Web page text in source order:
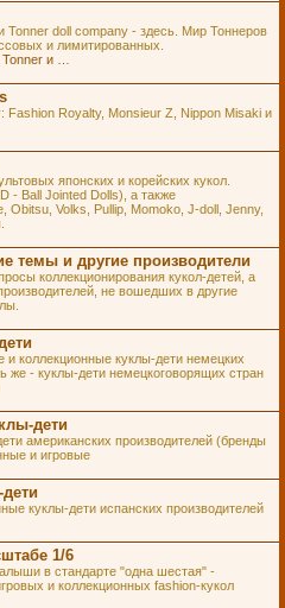
Tonner doll company - здесь. Мир Тоннеров
и лимитированных.
Fashion Royalty, Monsieur Z, Nippon Misaki и
японских и корейских кукол.
- Ball Jointed Dolls), а также
Obitsu, Volks, Pullip, Momoko, J-doll, Jenny,
темы и другие производители
коллекционирования кукол-детей, а
не вошедших в другие
коллекционные куклы-дети немецких
же - куклы-дети немецкоговорящих стран
дети
американских производителей (бренды
и игровые
куклы-дети испанских производителей
1/6
в стандарте "одна шестая" -
и коллекционных fashion-кукол